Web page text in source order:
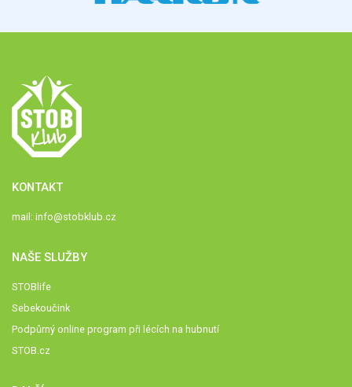
KONTAKT
mail: info@stobklub.cz
NAŠE SLUŽBY
STOBlife
Sebekoučink
Podpůrný online program při lécích na hubnutí
STOB.cz